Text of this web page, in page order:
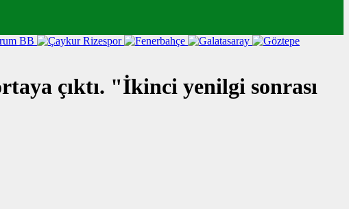
çıktı. "İkinci yenilgi sonrası